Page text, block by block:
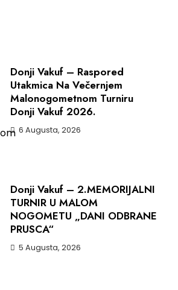
Donji Vakuf – Raspored
Utakmica Na Večernjem
Malonogometnom Turniru
Donji Vakuf 2026.
6 Augusta, 2026
Donji Vakuf – 2.MEMORIJALNI
TURNIR U MALOM
NOGOMETU „DANI ODBRANE
PRUSCA“
5 Augusta, 2026